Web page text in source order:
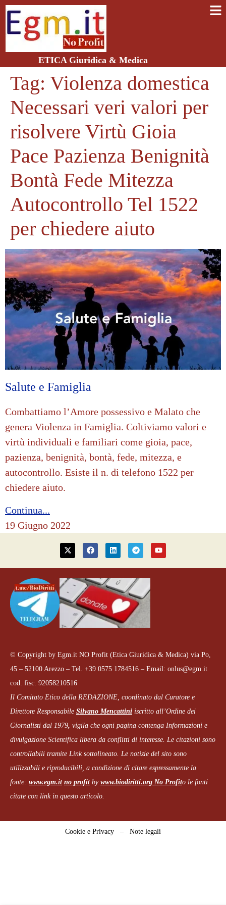
ETICA Giuridica & Medica
Tag: Violenza domestica
Necessari veri valori per
risolvere Virtù Gioia
Pace Pazienza Benignità
Bontà Fede Mitezza
Autocontrollo Tel 1522
per chiedere aiuto
Salute e Famiglia
Combattiamo l’Amore possessivo e Malato che
genera Violenza in Famiglia. Coltiviamo valori e
virtù individuali e familiari come gioia, pace,
pazienza, benignità, bontà, fede, mitezza, e
autocontrollo. Esiste il n. di telefono 1522 per
chiedere aiuto.
Continua...
19 Giugno 2022
© Copyright by Egm.it NO Profit (Etica Giuridica & Medica) via Po,
45 – 52100 Arezzo – Tel. +39 0575 1784516 – Email: onlus@egm.it
cod. fisc. 92058210516
Il Comitato Etico della REDAZIONE, coordinato dal Curatore e
Direttore Responsabile Silvano Mencattini iscritto all’Ordine dei
Giornalisti dal 1979, vigila che ogni pagina contenga Informazioni e
divulgazione Scientifica libera da conflitti di interesse. Le citazioni sono
controllabili tramite Link sottolineato. Le notizie del sito sono
utilizzabili e riproducibili, a condizione di citare espressamente la
fonte: www.egm.it no profitby www.biodiritti.org No Profito le fonti
citate con link in questo articolo.
Cookie e Privacy – Note legali